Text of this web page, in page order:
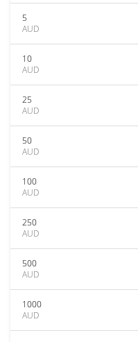
5
AUD
10
AUD
25
AUD
50
AUD
100
AUD
250
AUD
500
AUD
1000
AUD